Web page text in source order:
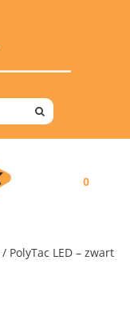
0
/ PolyTac LED – zwart